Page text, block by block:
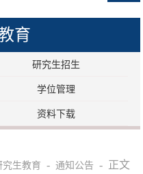
育
研究生招生
学位管理
资料下载
究生教育 - 通知公告 - 正文